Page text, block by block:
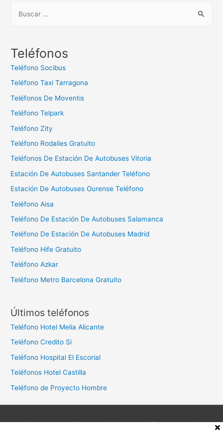
c
Teléfonos
Teléfono Socibus
Teléfono Taxi Tarragona
Teléfonos De Moventis
Teléfono Telpark
Teléfono Zity
Teléfono Rodalies Gratuito
Teléfonos De Estación De Autobuses Vitoria
Estación De Autobuses Santander Teléfono
Estación De Autobuses Ourense Teléfono
Teléfono Aisa
Teléfono De Estación De Autobuses Salamanca
Teléfono De Estación De Autobuses Madrid
Teléfono Hife Gratuito
Teléfono Azkar
Teléfono Metro Barcelona Gratuito
Últimos teléfonos
Teléfono Hotel Melia Alicante
Teléfono Credito Si
Teléfono Hospital El Escorial
Teléfonos Hotel Castilla
Teléfono de Proyecto Hombre
Aviso legal Política de privacidad
Política de cookies